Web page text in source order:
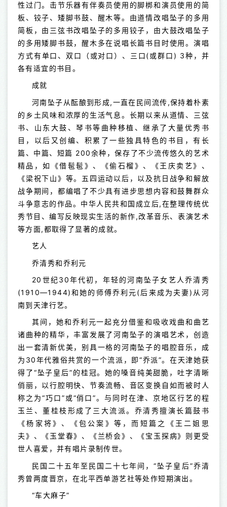
性过门。击节乐器有伴奏员使用的脚梆和演员使用的简
板、铰子、矮脚书鼓、醒木等。由道情改唱坠子的多用
简板，由三弦书改唱坠子的多用铰子，由大鼓改唱坠子
的多用矮脚书鼓，醒木多在说唱长篇书目时使用。演唱
方式有单口、双口（或对口）、三口(或群口) 3种，并
各有适宜的书目。
成就
河南坠子从酝酿到形成,一直在民间流传,保持着朴素
的乡土风味和浓厚的生活气息。长期以来从道情、三弦
书、山东大鼓、琴书等曲种移植、继承了大量优秀书
目，以后又创编、积累了一些独具特色的书目，有长
篇、中篇、短篇 200余种，保存了不少流传悠久的艺术
精品，如《借髢髢》、《偷石榴》、《王庆卖艺》、
《梁祝下山》等。五四运动以后，以及抗日战争和解放
战争期间，都编唱了不少具有进步思想内容和鼓舞群众
斗争意志的作品。中华人民共和国成立后,在整理传统优
秀节目、编写反映现实生活的新作,改革音乐、表演艺术
等方面,都取得了显著的成就。
艺人
乔清秀和乔利元
20世纪30年代初，年轻的河南坠子女艺人乔清秀
(1910—1944)和她的师傅乔利元(后来成为夫妻)从河
南到天津行艺。
其间，她和乔利元一起充分借鉴和吸收戏曲和曲艺
诸曲种的精华，丰富发展了河南坠子的演唱艺术，创造
出一套清新优美，别具一格的河南坠子的唱腔音乐，成
为30年代雅俗共赏的一个流派，即“乔派”。在天津她获
得了“坠子皇后”的桂冠。她的嗓音纯美甜脆，吐字清晰
俏丽，以行腔明快、节奏流畅、音区变换自如而被时人
称之为“巧口”或“俏口”。与同时在津、京地区行艺的程
玉兰、董桂枝形成了三大流派。乔清秀擅演长篇鼓书
《杨家将》、《包公案》等，而短篇之《王二姐思
夫》、《玉堂春》、《兰桥会》、《宝玉探病》则更受
世人喜爱，并有唱片录制传世。
民国二十五年至民国二十七年间，“坠子皇后”乔清
秀曾两度晋京，在北平西单游艺社等处作短期演出。
“车大麻子”